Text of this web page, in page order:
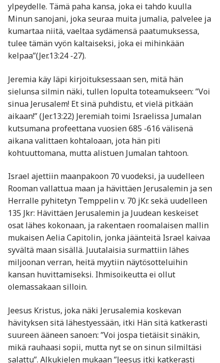
ylpeydelle. Tämä paha kansa, joka ei tahdo kuulla
Minun sanojani, joka seuraa muita jumalia, palvelee ja
kumartaa niitä, vaeltaa sydämensä paatumuksessa,
tulee tämän vyön kaltaiseksi, joka ei mihinkään
kelpaa”(Jer.13:24 -27).
Jeremia käy läpi kirjoituksessaan sen, mitä hän
sielunsa silmin näki, tullen lopulta toteamukseen: ”Voi
sinua Jerusalem! Et sinä puhdistu, et vielä pitkään
aikaan!” (Jer.13:22) Jeremiah toimi Israelissa Jumalan
kutsumana profeettana vuosien 685 -616 välisenä
aikana valittaen kohtaloaan, jota hän piti
kohtuuttomana, mutta alistuen Jumalan tahtoon.
Israel ajettiin maanpakoon 70 vuodeksi, ja uudelleen
Rooman vallattua maan ja hävittäen Jerusalemin ja sen
Herralle pyhitetyn Temppelin v. 70 jKr. sekä uudelleen
135 Jkr: Hävittäen Jerusalemin ja Juudean keskeiset
osat lähes kokonaan, ja rakentaen roomalaisen mallin
mukaisen Aelia Capitolin, jonka jäänteitä Israel kaivaa
syvältä maan sisällä. Juutalaisia surmattiin lähes
miljoonan verran, heitä myytiin näytösotteluihin
kansan huvittamiseksi. Ihmisoikeutta ei ollut
olemassakaan silloin.
Jeesus Kristus, joka näki Jerusalemia koskevan
hävityksen sitä lähestyessään, itki Hän sitä katkerasti
suureen ääneen sanoen: ”Voi jospa tietäisit sinäkin,
mikä rauhaasi sopii, mutta nyt se on sinun silmiltäsi
salattu”. Alkukielen mukaan ”Jeesus itki katkerasti